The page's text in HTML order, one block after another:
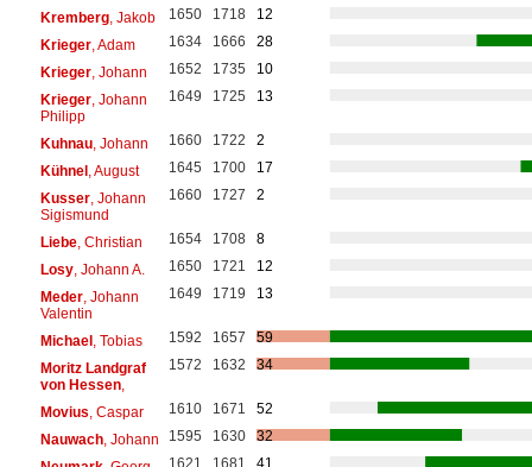
Kremberg, Jakob 1650 1718
12
Krieger, Adam 1634 1666
28
Krieger, Johann 1652 1735
10
Krieger, Johann
Philipp
1649 1725 13
Kuhnau, Johann 1660 1722
2
Kühnel, August 1645 1700
17
Kusser, Johann
Sigismund
1660 1727 2
Liebe, Christian 1654 1708
8
Losy, Johann A. 1650 1721
12
Meder, Johann
Valentin
1649 1719 13
Michael, Tobias 1592 1657
59
Moritz Landgraf
von Hessen,
1572 1632 34
Movius , Caspar 1610 1671
52
Nauwach, Johann 1595 1630
32
1621 1681 41